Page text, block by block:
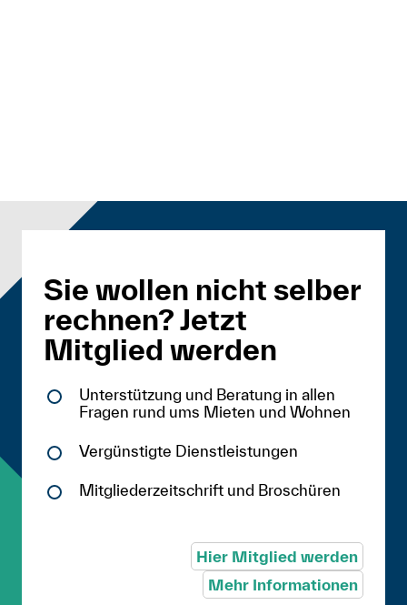
Sie wollen nicht selber
rechnen? Jetzt
Mitglied werden
Unterstützung und Beratung in allen
Fragen rund ums Mieten und Wohnen
Vergünstigte Dienstleistungen
Mitgliederzeitschrift und Broschüren
Hier Mitglied werden
Mehr Informationen